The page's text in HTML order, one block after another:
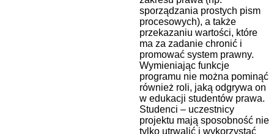
sporządzania prostych pism
procesowych), a także
przekazaniu wartości, które
ma za zadanie chronić i
promować system prawny.
Wymieniając funkcje
programu nie można pominąć
również roli, jaką odgrywa on
w edukacji studentów prawa.
Studenci – uczestnicy
projektu mają sposobność nie
tylko utrwalić i wykorzystać